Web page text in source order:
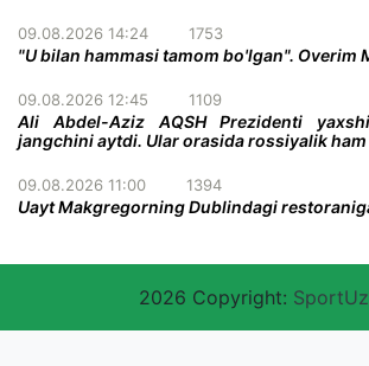
09.08.2026 14:24 1753
"U bilan hammasi tamom bo'lgan". Overim
09.08.2026 12:45 1109
Ali Abdel-Aziz AQSH Prezidenti
jangchini aytdi. Ular orasida rossiyalik
09.08.2026 11:00 1394
Uayt Makgregorning Dublindagi
2026 Copyright: